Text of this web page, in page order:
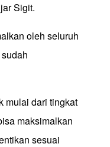
Sigit.
oleh seluruh
mulai dari tingkat
maksimalkan
sesuai